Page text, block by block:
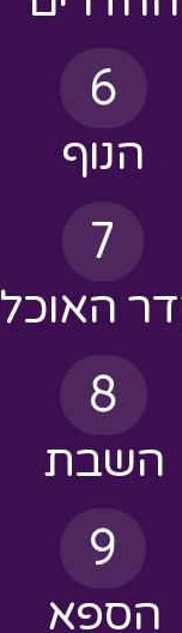
6
הנוף
7
חדר האוכל
8
השבת
9
הספא